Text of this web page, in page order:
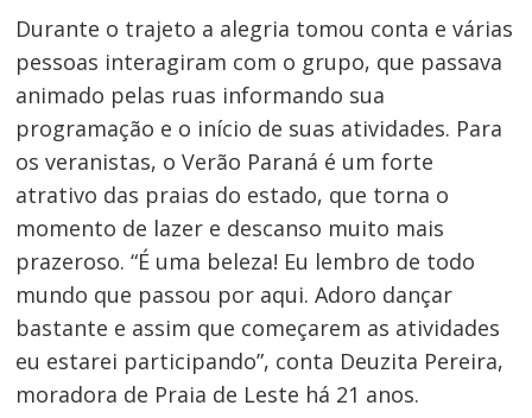
Durante o trajeto a alegria tomou conta e várias
pessoas interagiram com o grupo, que passava
animado pelas ruas informando sua
programação e o início de suas atividades. Para
os veranistas, o Verão Paraná é um forte
atrativo das praias do estado, que torna o
momento de lazer e descanso muito mais
prazeroso. “É uma beleza! Eu lembro de todo
mundo que passou por aqui. Adoro dançar
bastante e assim que começarem as atividades
eu estarei participando”, conta Deuzita Pereira,
moradora de Praia de Leste há 21 anos.